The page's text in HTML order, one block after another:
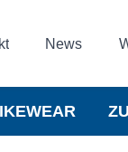
News